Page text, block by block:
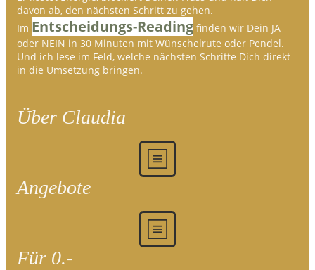
davon ab, den nächsten Schritt zu gehen.
Im Entscheidungs-Reading finden wir Dein JA
oder NEIN in 30 Minuten mit Wünschelrute oder Pendel.
Und ich lese im Feld, welche nächsten Schritte Dich direkt
in die Umsetzung bringen.
Über Claudia
Angebote
Für 0.-